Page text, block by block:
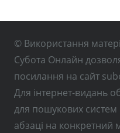
© Використання
Субота Онлайн
посилання на сайт
Для інтернет-видань
для пошукових
абзаці на конкретний